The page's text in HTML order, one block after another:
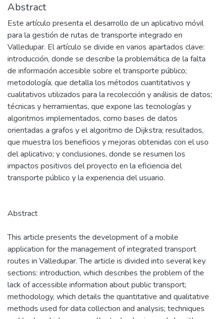
Abstract
Este artículo presenta el desarrollo de un aplicativo móvil
para la gestión de rutas de transporte integrado en
Valledupar. El artículo se divide en varios apartados clave:
introducción, donde se describe la problemática de la falta
de información accesible sobre el transporte público;
metodología, que detalla los métodos cuantitativos y
cualitativos utilizados para la recolección y análisis de datos;
técnicas y herramientas, que expone las tecnologías y
algoritmos implementados, como bases de datos
orientadas a grafos y el algoritmo de Dijkstra; resultados,
que muestra los beneficios y mejoras obtenidas con el uso
del aplicativo; y conclusiones, donde se resumen los
impactos positivos del proyecto en la eficiencia del
transporte público y la experiencia del usuario.
Abstract
This article presents the development of a mobile
application for the management of integrated transport
routes in Valledupar. The article is divided into several key
sections: introduction, which describes the problem of the
lack of accessible information about public transport;
methodology, which details the quantitative and qualitative
methods used for data collection and analysis; techniques